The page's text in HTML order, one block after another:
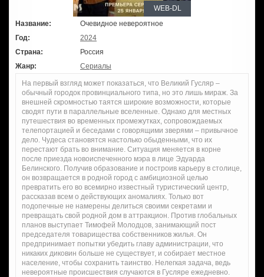
WEB-DL
Название:
Очевидное невероятное
Год:
2024
Страна:
Россия
Жанр:
Сериалы
На первый взгляд может показаться, что Великий Гусляр –
обычный городок провинциального типа, но это лишь мираж. За
внешней скромностью таятся широкие возможности, которые
сводят пути в параллельные вселенные. Однако для местных
путешествия во временных промежутках, сопровождаемых
телепортацией и беседами с говорящими зверями – привычное
дело. Чудеса становятся настолько обыденными, что их
перестают брать во внимание. Ситуация меняется в корне
после приезда новоиспеченного мэра в лице Эдуарда
Белинского. Получив образование и построив карьеру в столице,
он возвращается в родной город с амбициозной целью
превратить его во всемирно известный туристический центр,
рассказав всем о действующих аномалиях. Только вот
подопечные не намерены делиться своими секретами и
превращать свой родной дом в аттракцион. Против глобальных
планов выступает Тимофей Молодцов, занимающий пост
председателя товарищества собственников жилья. Он
предпринимает попытки убедить главу администрации, что
никаких диковин больше не существует, и собирает местное
население, чтобы сохранить таинство. Нелегкая задача, ведь
невероятные происшествия случаются в Гусляре ежедневно.